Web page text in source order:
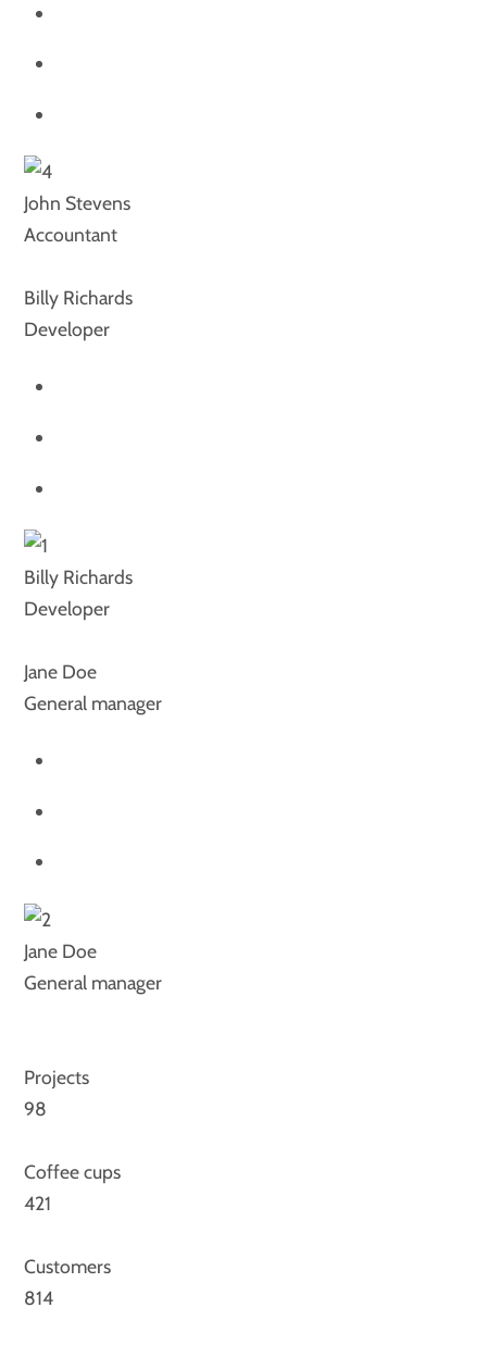
John Stevens
Accountant
Billy Richards
Developer
Billy Richards
Developer
Jane Doe
General manager
Jane Doe
General manager
Projects
98
Coffee cups
421
Customers
814